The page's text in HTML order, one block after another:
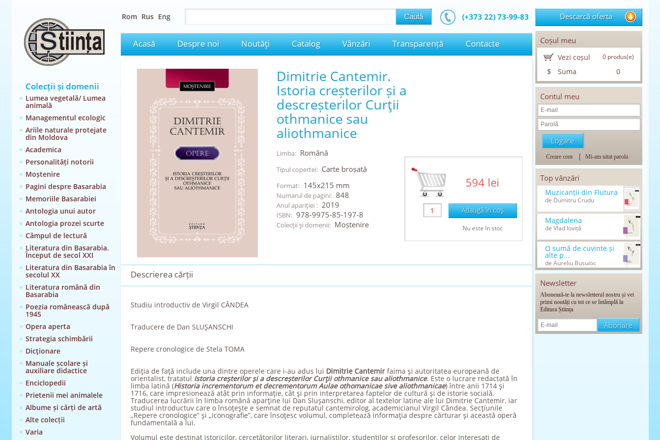
Colecții și domenii
Lumea vegetală/ Lumea
animală
Managementul ecologic
Ariile naturale protejate
din Moldova
Academica
Personalități notorii
Moștenire
Pagini despre Basarabia
Memoriile Basarabiei
Antologia unui autor
Antologia prozei scurte
Câmpul de lectură
Literatura din Basarabia.
Început de secol XXI
Literatura din Basarabia în
secolul XX
Literatura română din
Basarabia
Poezia românească după
1945
Opera aperta
Strategia schimbării
Dicţionare
Manuale școlare și
auxiliare didactice
Enciclopedii
Prietenii mei animalele
Albume și cărți de artă
Alte colecții
Varia
Rom Rus Eng (+373 22) 73-99-83
Acasă Despre noi Noutăţi Catalog Vânzări Transparență Contacte
Dimitrie Cantemir.
Istoria creșterilor și a
descreșterilor Curţii
othmanice sau
aliothmanice
Limba: Română
Tipul copertei: Carte broșată
Format: 145x215 mm
Numarul de pagini: 848
Anul apariţiei : 2019
ISBN: 978-9975-85-197-8
Colecţii şi domenii: Moștenire
594 lei
Adaugă în coş
Nu este în stoc
Descrierea cărții
Studiu introductiv de Virgil CÂNDEA
Traducere de Dan SLUŞANSCHI
Repere cronologice de Stela TOMA
Ediţia de faţă include una dintre operele care i-au adus lui Dimitrie Cantemirfaima şi autoritatea europeană de
orientalist, tratatul Istoria creșterilor și a descreșterilor Curţii othmanice sau aliothmanice. Este o lucrare redactată în
limba latină (Historia incrementorum et decrementorum Aulae othomanicae sive aliothmanicae) între anii 1714 şi
1716, care impresionează atât prin informaţie, cât şi prin interpretarea faptelor de cultură şi de istorie socială.
Traducerea lucrării în limba română aparţine lui Dan Sluşanschi, editor al textelor latine ale lui Dimitrie Cantemir, iar
studiul introductuv care o însoţeşte e semnat de reputatul cantemirolog, academicianul Virgil Cândea. Secţíunile
„Repere cronologice” şi „Iconografie”, care însoţesc volumul, completează informaţia despre cărturar şi această operă
fundamentală a lui.
Volumul este destinat istoricilor, cercetătorilor literari, jurnaliștilor, studenților și profesorilor, celor interesați de
Descarcă oferta
Coșul meu
Vezi coșul 0produs(e)
$ Suma 0
Contul meu
Creare cont Mi-am uitat parola
Top vânzări
Muzicanții din Flutura
de Dumitru Crudu
Magdalena
de Vlad Ioviță
O sumă de cuvinte și
alte p...
de Aureliu Busuioc
Newsletter
Abonează-te la newsletterul nostru și vei
primi noutăți cu tot ce se întâmplă la
Editura Știința